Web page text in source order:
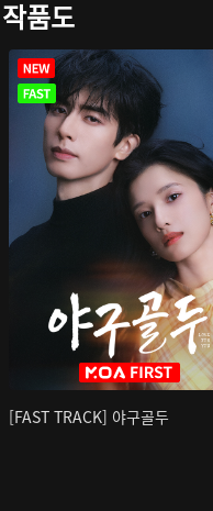
품도
[FAST TRACK] 야구골두